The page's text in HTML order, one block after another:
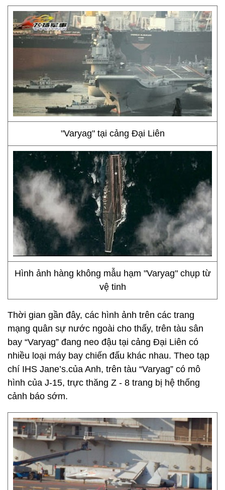
"Varyag" tại cảng Đại Liên
Hình ảnh hàng không mẫu hạm "Varyag" chụp từ
vệ tinh
Thời gian gần đây, các hình ảnh trên các trang
mạng quân sự nước ngoài cho thấy, trên tàu sân
bay “Varyag” đang neo đậu tại cảng Đại Liên có
nhiều loại máy bay chiến đấu khác nhau. Theo tạp
chí IHS Jane’s.của Anh, trên tàu “Varyag” có mô
hình của J-15, trực thăng Z - 8 trang bị hệ thống
cảnh báo sớm.